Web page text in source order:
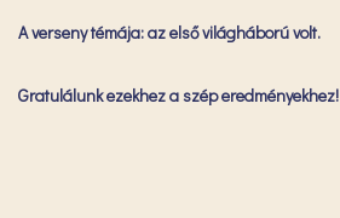
A verseny témája: az első világháború volt.
Gratulálunk ezekhez a szép eredményekhez!